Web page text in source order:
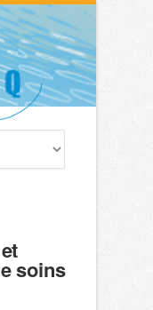
soins